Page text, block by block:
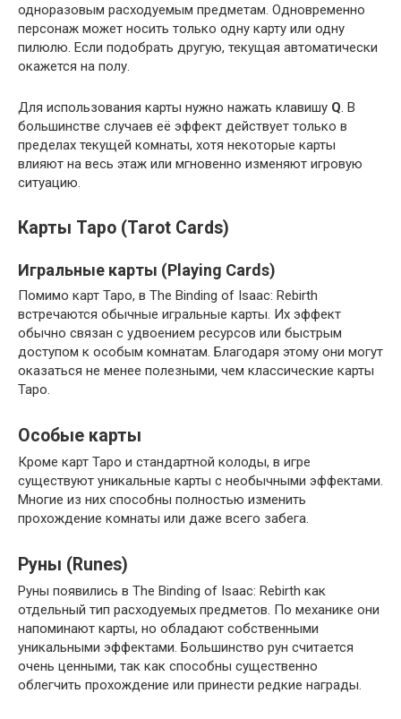
одноразовым расходуемым предметам. Одновременно
персонаж может носить только одну карту или одну
пилюлю. Если подобрать другую, текущая автоматически
окажется на полу.
Для использования карты нужно нажать клавишу Q. В
большинстве случаев её эффект действует только в
пределах текущей комнаты, хотя некоторые карты
влияют на весь этаж или мгновенно изменяют игровую
ситуацию.
Карты Таро (Tarot Cards)
Игральные карты (Playing Cards)
Помимо карт Таро, в The Binding of Isaac: Rebirth
встречаются обычные игральные карты. Их эффект
обычно связан с удвоением ресурсов или быстрым
доступом к особым комнатам. Благодаря этому они могут
оказаться не менее полезными, чем классические карты
Таро.
Особые карты
Кроме карт Таро и стандартной колоды, в игре
существуют уникальные карты с необычными эффектами.
Многие из них способны полностью изменить
прохождение комнаты или даже всего забега.
Руны (Runes)
Руны появились в The Binding of Isaac: Rebirth как
отдельный тип расходуемых предметов. По механике они
напоминают карты, но обладают собственными
уникальными эффектами. Большинство рун считается
очень ценными, так как способны существенно
облегчить прохождение или принести редкие награды.